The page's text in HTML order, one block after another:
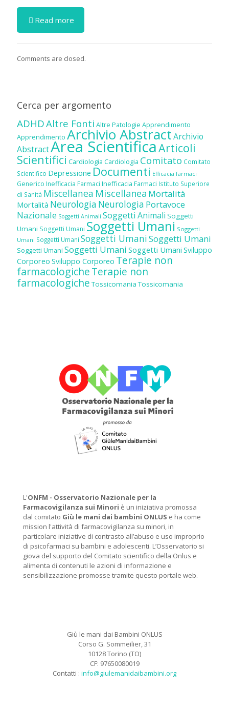
Read more
Comments are closed.
Cerca per argomento
ADHDAltre Fonti Altre Patologie Apprendimento
Apprendimento Archivio AbstractArchivio
AbstractArea ScientificaArticoli
Scientifici Cardiologia Cardiologia Comitato Comitato
Scientifico Depressione Documenti Efficacia farmaci
Generico Inefficacia Farmaci Inefficacia Farmaci Istituto Superiore
di Sanità Miscellanea Miscellanea Mortalità
Mortalità Neurologia Neurologia Portavoce
Nazionale Soggetti Animali Soggetti Animali Soggetti
Umani Soggetti Umani Soggetti Umani Soggetti
Umani Soggetti Umani Soggetti UmaniSoggetti Umani
Soggetti Umani Soggetti Umani Soggetti Umani Sviluppo
Corporeo Sviluppo Corporeo Terapie non
farmacologicheTerapie non
farmacologiche Tossicomania Tossicomania
L'ONFM - Osservatorio Nazionale per la
Farmacovigilanza sui Minori è un iniziativa promossa
dal comitato Giù le mani dai bambini ONLUS e ha come
mission l'attività di farmacovigilanza su minori, in
particolare iniziative di contrasto all’abuso e uso improprio
di psicofarmaci su bambini e adolescenti. L’Osservatorio si
giova del supporto del Comitato scientifico della Onlus e
alimenta di contenuti le azioni di informazione e
sensibilizzazione promosse tramite questo portale web.
Giù le mani dai Bambini ONLUS
Corso G. Sommeilier, 31
10128 Torino (TO)
CF: 97650080019
Contatti : info@giulemanidaibambini.org